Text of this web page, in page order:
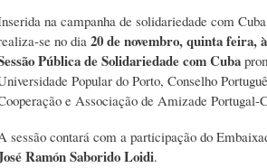
na campanha de solidariedade com
se no dia20 de novembro, quinta feira,
Pública de Solidariedade com Cuba
Popular do Porto, Conselho
e Associação de Amizade Portugal-
sessão contará com a participação do
Ramón Saborido Loidi.